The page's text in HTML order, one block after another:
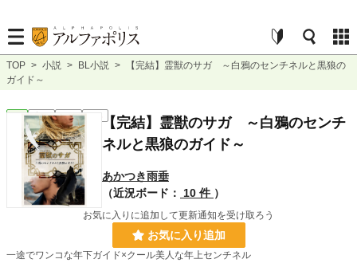
TOP > 小説 > BL小説 >
【完結】霊獣のサガ ～白鴉のセンチネルと黒狼の
ガイド～
完結 長編
【完結】霊獣のサガ ～白鴉のセンチ
ネルと黒狼のガイド～
あかつき雨垂
（近況ボード：
10 件 ）
お気に入りに追加して更新通知を受け取ろう
お気に入り追加
一途でワンコな年下ガイド×クール美人な年上センチネル